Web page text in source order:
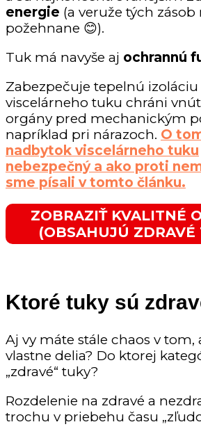
energie (a veruže tých
požehnane 😊).
Tuk má navyše aj ochrannú
Zabezpečuje tepelnú
viscelárneho tuku chráni
orgány pred mechanickým
napríklad pri nárazoch. O
nadbytok viscelárneho tuku
nebezpečný a ako proti
sme písali v tomto článku.
ZOBRAZIŤ KVALITNÉ
(OBSAHUJÚ ZDRAVÉ
Ktoré tuky sú
Aj vy máte stále chaos v tom,
vlastne delia? Do ktorej
„zdravé“ tuky?
Rozdelenie na zdravé a
trochu v priebehu času